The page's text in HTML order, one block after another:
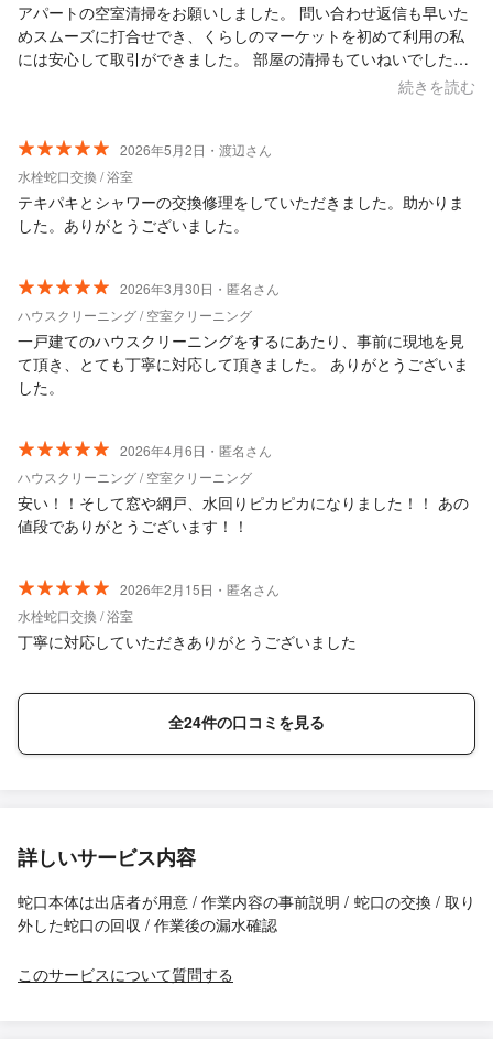
アパートの空室清掃をお願いしました。 問い合わせ返信も早いた
めスムーズに打合せでき、くらしのマーケットを初めて利用の私
には安心して取引ができました。 部屋の清掃もていねいでした。
続きを読む
2026年5月2日・渡辺さん
水栓蛇口交換 / 浴室
テキパキとシャワーの交換修理をしていただきました。助かりま
した。ありがとうございました。
2026年3月30日・匿名さん
ハウスクリーニング / 空室クリーニング
一戸建てのハウスクリーニングをするにあたり、事前に現地を見
て頂き、とても丁寧に対応して頂きました。 ありがとうございま
した。
2026年4月6日・匿名さん
ハウスクリーニング / 空室クリーニング
安い！！そして窓や網戸、水回りピカピカになりました！！ あの
値段でありがとうございます！！
2026年2月15日・匿名さん
水栓蛇口交換 / 浴室
丁寧に対応していただきありがとうございました
全24件の口コミを見る
詳しいサービス内容
蛇口本体は出店者が用意 / 作業内容の事前説明 / 蛇口の交換 / 取り
外した蛇口の回収 / 作業後の漏水確認
このサービスについて質問する